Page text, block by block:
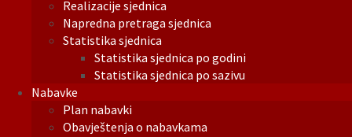
Realizacije sjednica
Napredna pretraga sjednica
Statistika sjednica
Statistika sjednica po godini
Statistika sjednica po sazivu
Nabavke
Plan nabavki
Obavještenja o nabavkama